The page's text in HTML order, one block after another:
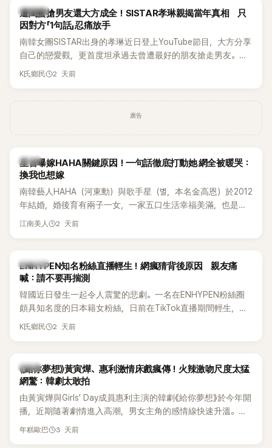
的錄音內容，而A也首度承認自己過去曾是SHINee、NCT等偶
像團體的「站姐」，事件持續延燒。
K-POP
遭閨蜜搶男友還大方成全！SISTAR孝琳親揭當年真相 只
因對方「1句話」忍痛放手
南韓女團SISTAR出身的孝琳近日登上YouTube節目，大方分享
自己的戀愛觀，更首度坦承過去曾遭最好的朋友搶走男友。她
表示，當時選擇瀟灑放手，但如果同樣的事情現在再發生，「我
K氏鄉民 2 天前
廣告
韓星
星首曝嫁HAHA關鍵原因！一句話徹底打動她 網全被暖哭：
換我也想嫁
南韓藝人HAHA（河東勳）與歌手星（별，本名金高恩）於2012
年結婚，婚後育有兩子一女，一家五口生活幸福美滿，也是韓
國演藝圈公認的模範夫妻。近日，星首度公開當年決定嫁給
江南美人 2 天前
K-POP
ENHYPEN知名粉絲直播輕生！網瘋猜背後原因 親友痛
喊：請不要再揣測
韓國近日發生一起令人震驚的悲劇。一名在ENHYPEN粉絲圈
頗具知名度的日本籍女粉絲，日前在TikTok直播期間輕生，最
終不幸身亡，消息曝光後震驚韓網，也讓不少粉絲湧入社群平
K氏鄉民 2 天前
韓劇
《給你夢想》黃寅燁、惠利激情床戲瘋傳！火辣激吻尺度太猛
網驚：韓劇太敢拍
由黃寅燁與Girls' Day成員惠利主演的韓劇《給你夢想》於今年開
播，近期隨著劇情進入高潮，男女主角的感情線快速升溫。最
新播出的第8集不僅上演火辣吻戲，更接連出現床戲橋段，讓
年糕歐巴 3 天前